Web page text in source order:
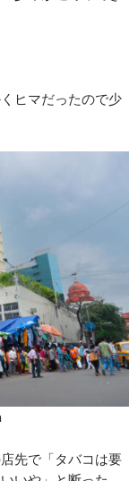
ヒマだったので少
先で「タバコは要